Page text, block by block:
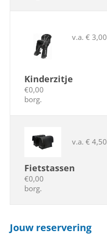
Kinderzitje
€0,00
borg.
v.a. € 3,00
Fietstassen
€0,00
borg.
v.a. € 4,50
Jouw reservering